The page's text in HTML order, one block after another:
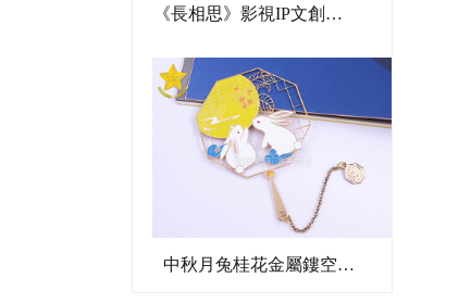
《長相思》影視IP文創亞克力流沙麻將
中秋月兔桂花金屬鏤空書簽文創禮品